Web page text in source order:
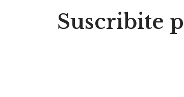
Suscribite